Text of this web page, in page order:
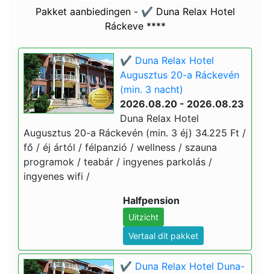
Pakket aanbiedingen - ✔️ Duna Relax Hotel
Ráckeve ****
✔️ Duna Relax Hotel
Augusztus 20-a Ráckevén
(min. 3 nacht)
2026.08.20 - 2026.08.23
Duna Relax Hotel
Augusztus 20-a Ráckevén (min. 3 éj) 34.225 Ft /
fő / éj ártól / félpanzió / wellness / szauna
programok / teabár / ingyenes parkolás /
ingyenes wifi /
Halfpension
Uitzicht
Vertaal dit pakket
✔️ Duna Relax Hotel Duna-